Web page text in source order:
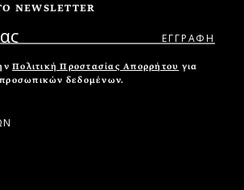
NEWSLETTER
Πολιτική Προστασίας Απορρήτου για
δεδομένων.